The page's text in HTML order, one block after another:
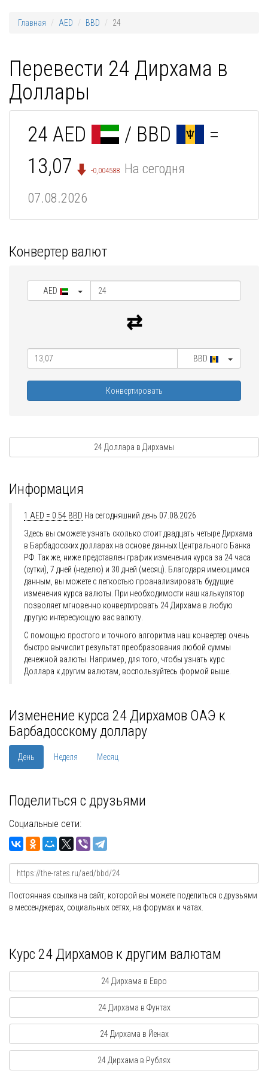
Главная AED BBD 24
Перевести 24 Дирхама в
Доллары
24 AED / BBD
=
13,07
-0,004588 На сегодня
07.08.2026
Конвертер валют
AED
BBD
Конвертировать
24 Доллара в Дирхамы
Информация
1 AED = 0.54 BBD На сегодняшний день 07.08.2026
Здесь вы сможете узнать сколько стоит двадцать четыре Дирхама
в Барбадосских долларах на основе данных Центрального Банка
РФ. Так же, ниже представлен график изменения курса за 24 часа
(сутки), 7 дней (неделю) и 30 дней (месяц). Благодаря имеющимся
данным, вы можете с легкостью проанализировать будущие
изменения курса валюты. При необходимости наш калькулятор
позволяет мгновенно конвертировать 24 Дирхама в любую
другую интересующую вас валюту.
С помощью простого и точного алгоритма наш конвертер очень
быстро вычислит результат преобразования любой суммы
денежной валюты. Например, для того, чтобы узнать курс
Доллара к другим валютам, воспользуйтесь формой выше.
Изменение курса 24 Дирхамов ОАЭ к
Барбадосскому доллару
День Неделя Месяц
Поделиться с друзьями
Социальные сети:
Постоянная ссылка на сайт, которой вы можете поделиться с друзьями
в мессенджерах, социальных сетях, на форумах и чатах.
Курс 24 Дирхамов к другим валютам
24 Дирхама в Евро
24 Дирхама в Фунтах
24 Дирхама в Йенах
24 Дирхама в Рублях